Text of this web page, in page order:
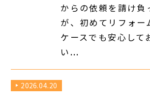
からの依頼を請け負
が、初めてリフォー
ケースでも安心して
い...
2026.04.20